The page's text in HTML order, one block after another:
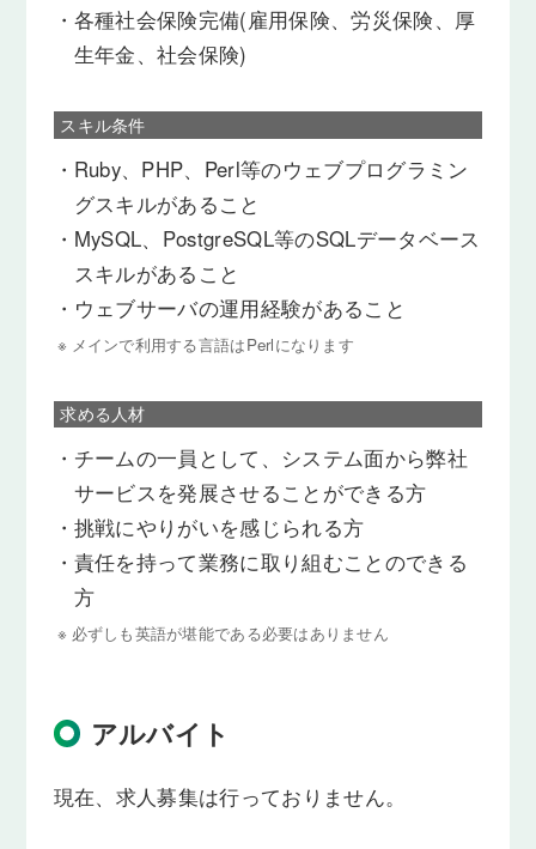
・各種社会保険完備(雇用保険、労災保険、厚
生年金、社会保険)
スキル条件
・ Ruby、PHP、Perl等のウェブプログラミン
グスキルがあること
・ MySQL、PostgreSQL等のSQLデータベース
スキルがあること
・ ウェブサーバの運用経験があること
※ メインで利用する言語はPerlになります
求める人材
・ チームの一員として、システム面から弊社
サービスを発展させることができる方
・挑戦にやりがいを感じられる方
・責任を持って業務に取り組むことのできる
方
※ 必ずしも英語が堪能である必要はありません
アルバイト
現在、求人募集は行っておりません。